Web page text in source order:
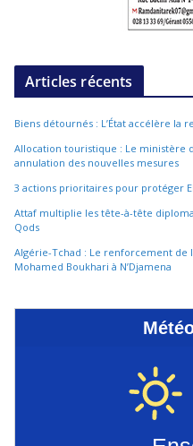
Articles récents
Biens détournés : L’État accélère la
Allocation touristique : Le ministère
annulation des nouvelles mesures
3 actions prioritaires pour protéger
Attaf multiplie les tête-à-tête
Qods
Algérie-Tchad : Le renforcement
Mohamed Boukhari à N’Djamena